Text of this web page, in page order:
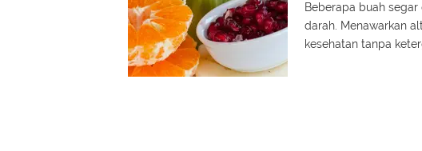
Beberapa buah
darah. Menawarkan
kesehatan tanpa